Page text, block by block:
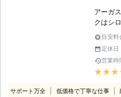
アメリ
立って
きたそ
実績が
ば適切
再発生
スを提
アーガ
クはシ
います
シロア
るのが
アリを
の被害
お困り
目安料
定休日
営業時
サポート万全 低価格で丁寧な仕事